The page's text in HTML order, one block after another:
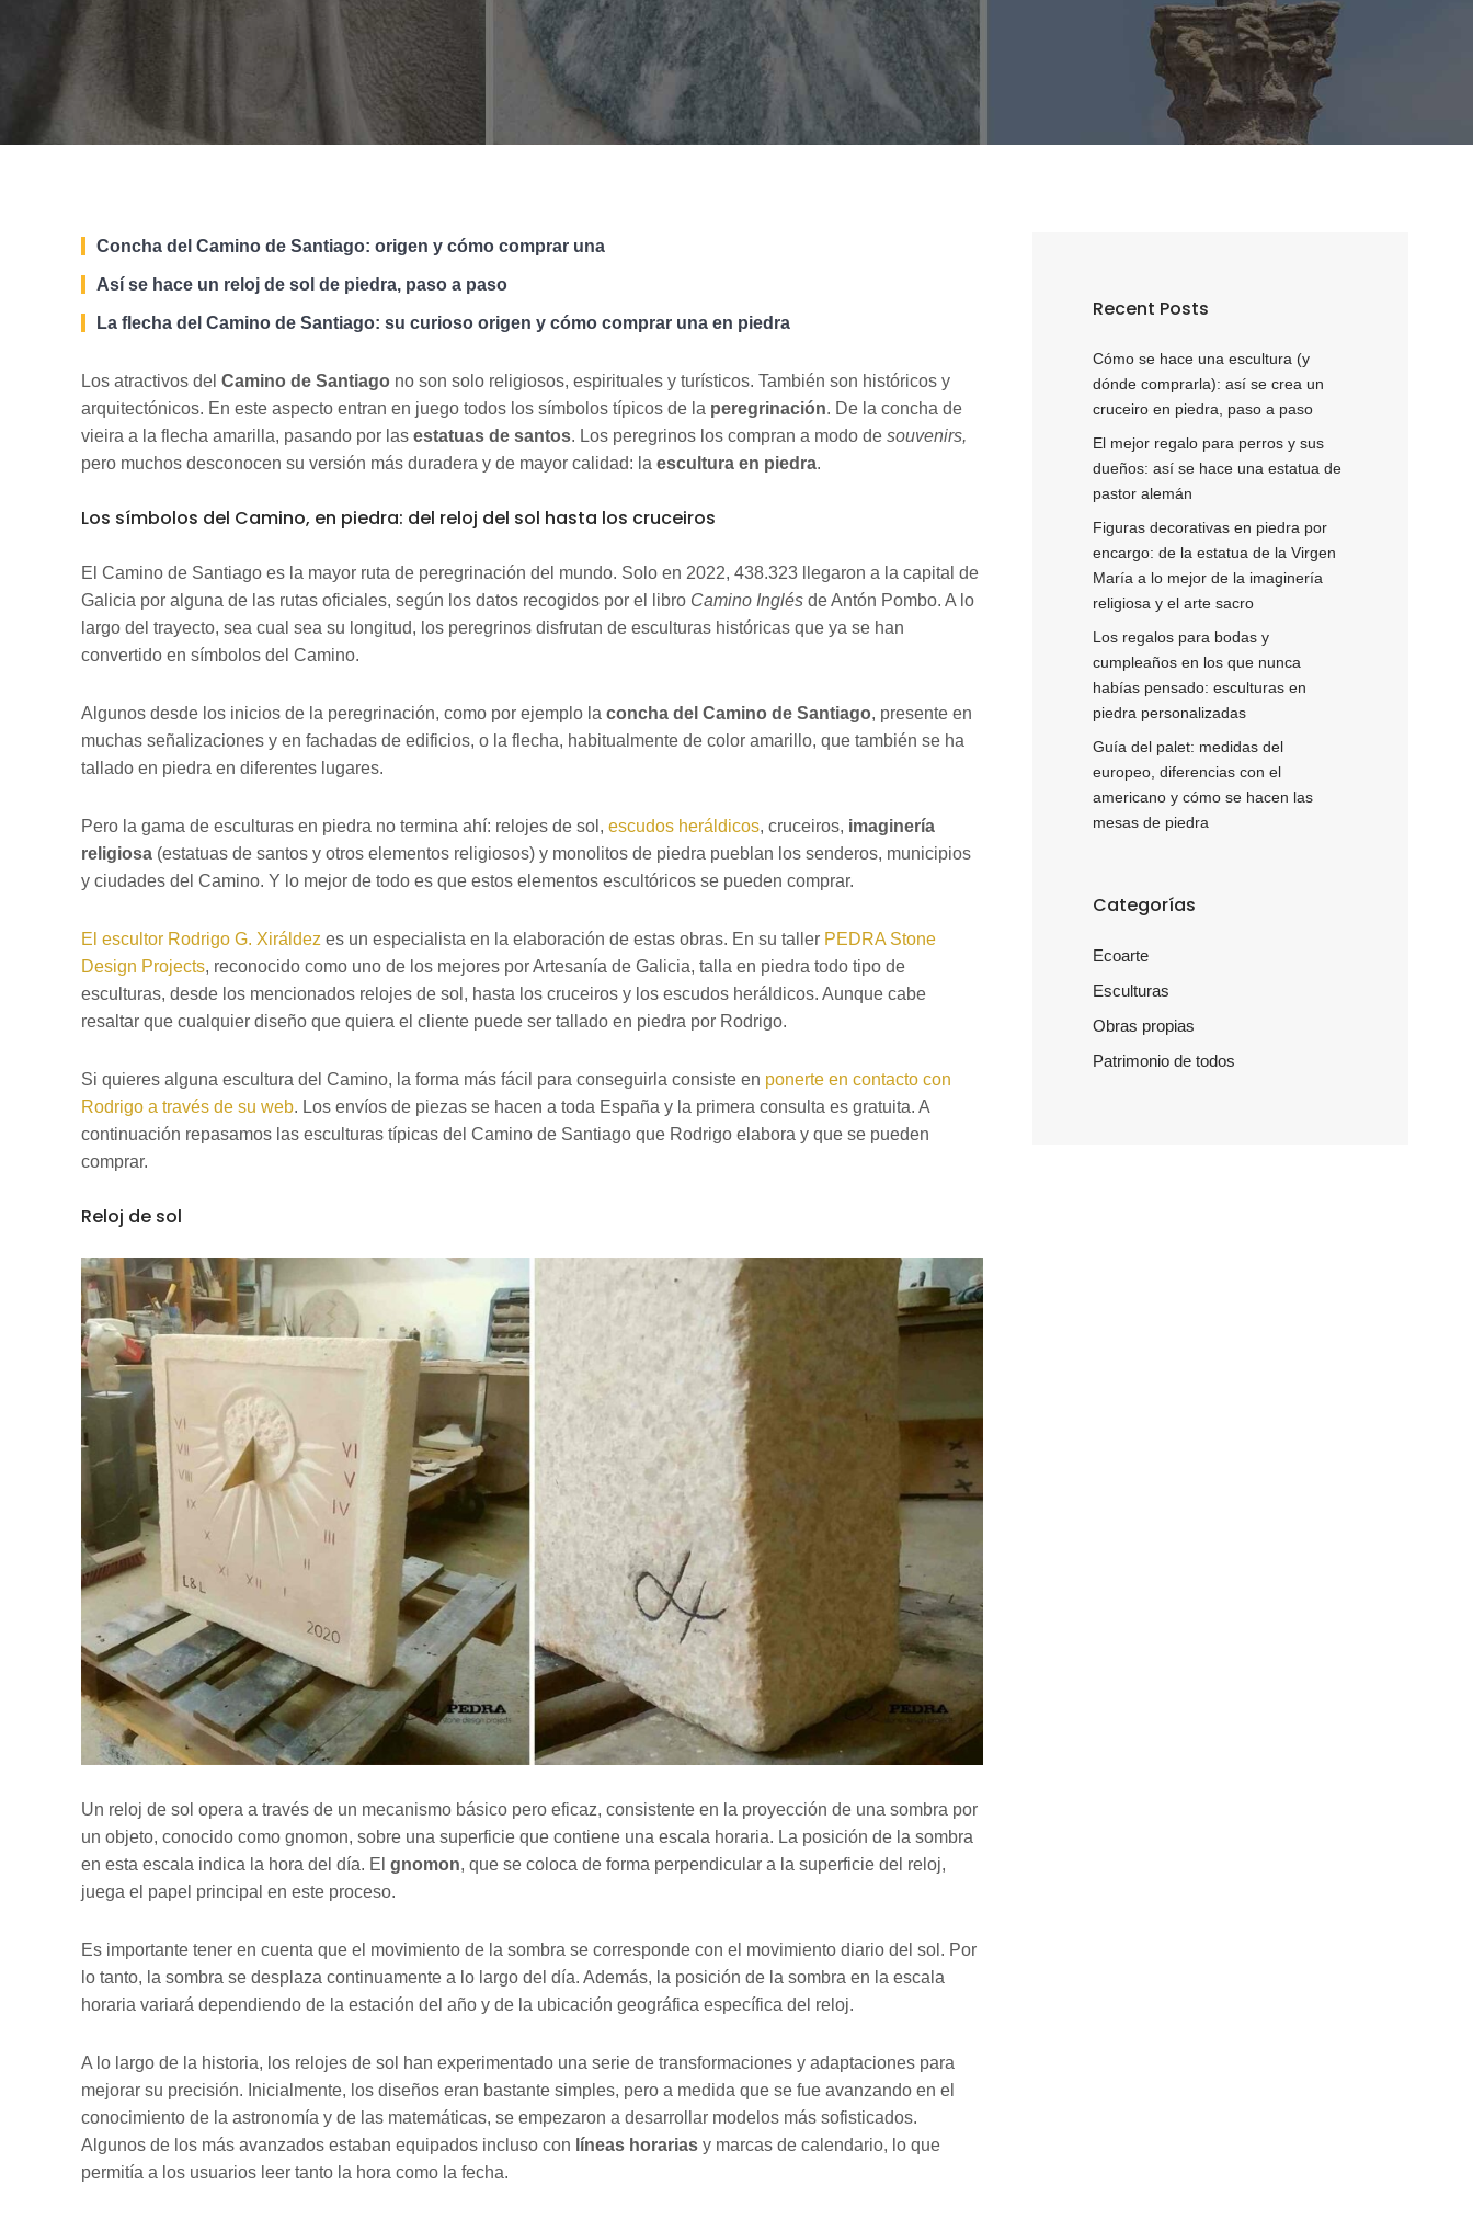
Concha del Camino de Santiago: origen y cómo comprar una
Así se hace un reloj de sol de piedra, paso a paso
La flecha del Camino de Santiago: su curioso origen y cómo comprar una en piedra
Los atractivos del Camino de Santiago no son solo religiosos, espirituales y turísticos. También son históricos y
arquitectónicos. En este aspecto entran en juego todos los símbolos típicos de la peregrinación. De la concha de
vieira a la flecha amarilla, pasando por las estatuas de santos. Los peregrinos los compran a modo de souvenirs,
pero muchos desconocen su versión más duradera y de mayor calidad: la escultura en piedra.
Los símbolos del Camino, en piedra: del reloj del sol hasta los cruceiros
El Camino de Santiago es la mayor ruta de peregrinación del mundo. Solo en 2022, 438.323 llegaron a la capital de
Galicia por alguna de las rutas oficiales, según los datos recogidos por el libro Camino Inglés de Antón Pombo. A lo
largo del trayecto, sea cual sea su longitud, los peregrinos disfrutan de esculturas históricas que ya se han
convertido en símbolos del Camino.
Algunos desde los inicios de la peregrinación, como por ejemplo la concha del Camino de Santiago, presente en
muchas señalizaciones y en fachadas de edificios, o la flecha, habitualmente de color amarillo, que también se ha
tallado en piedra en diferentes lugares.
Pero la gama de esculturas en piedra no termina ahí: relojes de sol, escudos heráldicos, cruceiros, imaginería
religiosa (estatuas de santos y otros elementos religiosos) y monolitos de piedra pueblan los senderos, municipios
y ciudades del Camino. Y lo mejor de todo es que estos elementos escultóricos se pueden comprar.
El escultor Rodrigo G. Xiráldez es un especialista en la elaboración de estas obras. En su taller PEDRA Stone
Design Projects, reconocido como uno de los mejores por Artesanía de Galicia, talla en piedra todo tipo de
esculturas, desde los mencionados relojes de sol, hasta los cruceiros y los escudos heráldicos. Aunque cabe
resaltar que cualquier diseño que quiera el cliente puede ser tallado en piedra por Rodrigo.
Si quieres alguna escultura del Camino, la forma más fácil para conseguirla consiste en ponerte en contacto con
Rodrigo a través de su web. Los envíos de piezas se hacen a toda España y la primera consulta es gratuita. A
continuación repasamos las esculturas típicas del Camino de Santiago que Rodrigo elabora y que se pueden
comprar.
Reloj de sol
Un reloj de sol opera a través de un mecanismo básico pero eficaz, consistente en la proyección de una sombra por
un objeto, conocido como gnomon, sobre una superficie que contiene una escala horaria. La posición de la sombra
en esta escala indica la hora del día. El gnomon, que se coloca de forma perpendicular a la superficie del reloj,
juega el papel principal en este proceso.
Es importante tener en cuenta que el movimiento de la sombra se corresponde con el movimiento diario del sol. Por
lo tanto, la sombra se desplaza continuamente a lo largo del día. Además, la posición de la sombra en la escala
horaria variará dependiendo de la estación del año y de la ubicación geográfica específica del reloj.
A lo largo de la historia, los relojes de sol han experimentado una serie de transformaciones y adaptaciones para
mejorar su precisión. Inicialmente, los diseños eran bastante simples, pero a medida que se fue avanzando en el
conocimiento de la astronomía y de las matemáticas, se empezaron a desarrollar modelos más sofisticados.
Algunos de los más avanzados estaban equipados incluso con líneas horarias y marcas de calendario, lo que
permitía a los usuarios leer tanto la hora como la fecha.
Recent Posts
Cómo se hace una escultura (y
dónde comprarla): así se crea un
cruceiro en piedra, paso a paso
El mejor regalo para perros y sus
dueños: así se hace una estatua de
pastor alemán
Figuras decorativas en piedra por
encargo: de la estatua de la Virgen
María a lo mejor de la imaginería
religiosa y el arte sacro
Los regalos para bodas y
cumpleaños en los que nunca
habías pensado: esculturas en
piedra personalizadas
Guía del palet: medidas del
europeo, diferencias con el
americano y cómo se hacen las
mesas de piedra
Categorías
Ecoarte
Esculturas
Obras propias
Patrimonio de todos